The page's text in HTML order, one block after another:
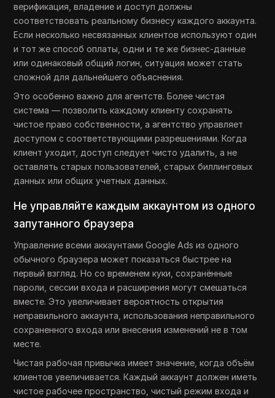
верификация, владение и доступ должны
соответствовать реальному бизнесу каждого аккаунта.
Если несколько несвязанных клиентов используют один
и тот же способ оплаты, одни и те же бизнес-данные
или одинаковый общий логин, ситуация может стать
сложной для дальнейшего объяснения.
Это особенно важно для агентств. Более чистая
система — позволить каждому клиенту сохранять
чистое право собственности, а агентство управляет
доступом с соответствующими разрешениями. Когда
клиент уходит, доступ следует чисто удалить, а не
оставлять старых пользователей, старых биллинговых
данных или общих учетных данных.
Не управляйте каждым аккаунтом из одного
запутанного браузера
Управление всеми аккаунтами Google Ads из одного
обычного браузера может показаться быстрее на
первый взгляд. Но со временем куки, сохранённые
пароли, сессии входа и расширения могут смешаться
вместе. Это увеличивает вероятность открытия
неправильного аккаунта, использования неправильного
сохраненного входа или внесения изменений не в том
месте.
Чистая рабочая привычка имеет значение, когда объём
клиентов увеличивается. Каждый аккаунт должен иметь
чистое рабочее пространство, чистый режим входа и